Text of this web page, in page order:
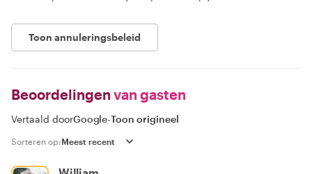
Toon annuleringsbeleid
Beoordelingen van gasten
Vertaald doorGoogle-Toon origineel
Sorteren op: